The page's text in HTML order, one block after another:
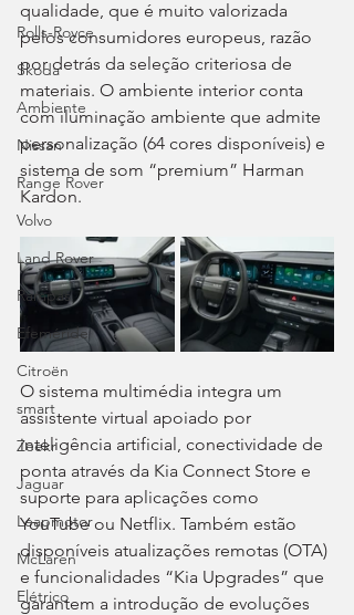
Rolls-Royce
Skoda
Ambiente
Nissan
Range Rover
Volvo
Land Rover
Rampas
Efeméride
Citroën
smart
Zeekr
Jaguar
Leapmotor
McLaren
Elétrico
qualidade, que é muito valorizada
pelos consumidores europeus, razão
por detrás da seleção criteriosa de
materiais. O ambiente interior conta
com iluminação ambiente que admite
personalização (64 cores disponíveis) e
sistema de som “premium” Harman
Kardon.
O sistema multimédia integra um
assistente virtual apoiado por
inteligência artificial, conectividade de
ponta através da Kia Connect Store e
suporte para aplicações como
YouTube ou Netflix. Também estão
disponíveis atualizações remotas (OTA)
e funcionalidades “Kia Upgrades” que
garantem a introdução de evoluções